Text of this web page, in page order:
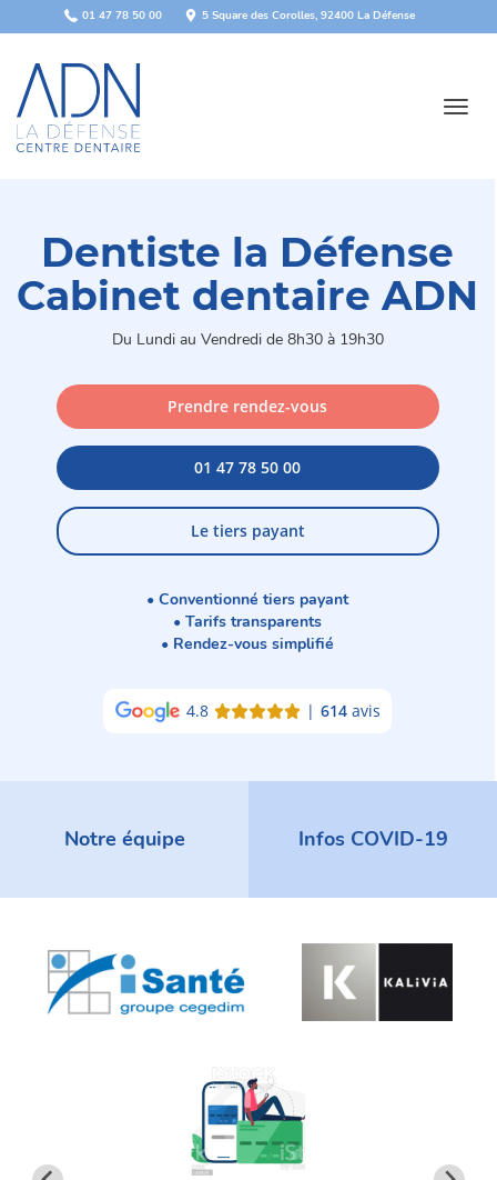
01 47 78 50 00 5 Square des Corolles, 92400 La Défense
Dentiste la Défense
Cabinet dentaire ADN
Du Lundi au Vendredi de 8h30 à 19h30
Prendre rendez-vous
01 47 78 50 00
Le tiers payant
• Conventionné tiers payant
• Tarifs transparents
• Rendez-vous simplifié
4.8 | 614 avis
Notre équipe Infos COVID-19
Panneau de gestion des cookies